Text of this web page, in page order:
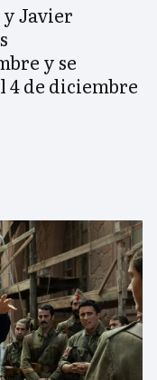
Javier
y se
4 de diciembre